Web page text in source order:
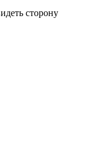
сторону